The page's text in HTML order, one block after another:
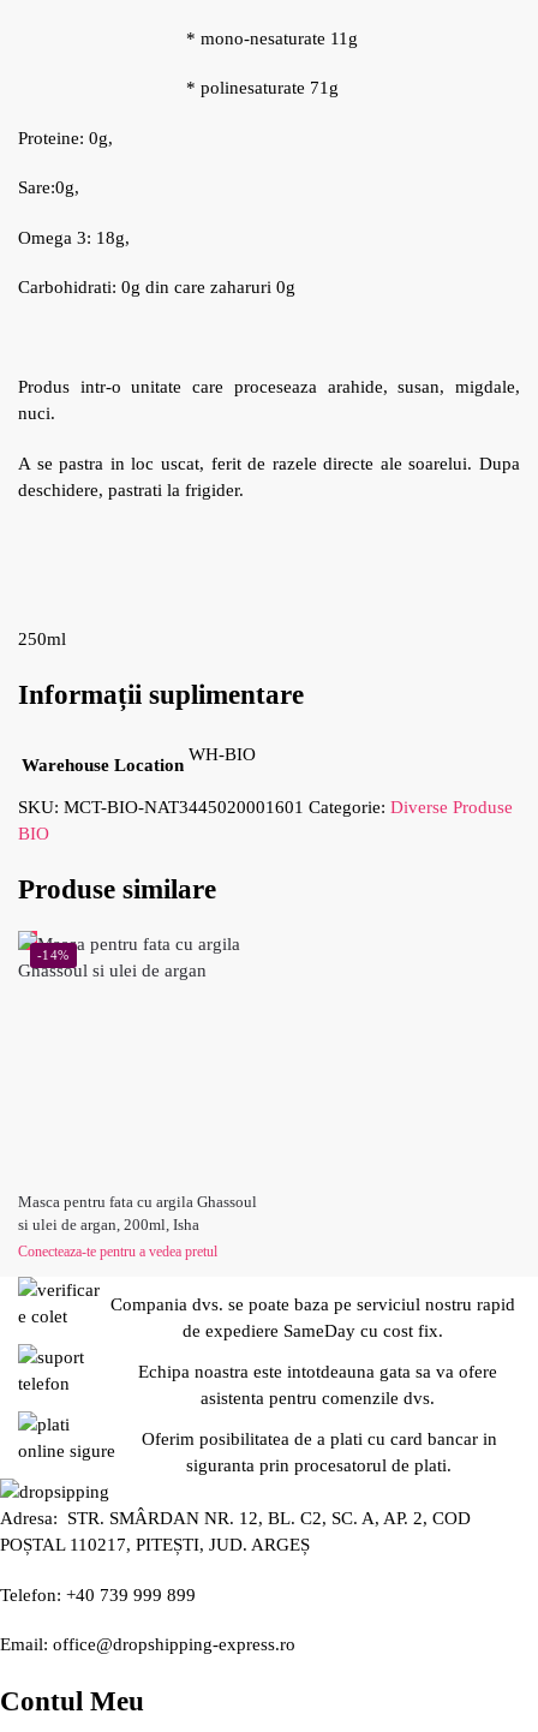
* mono-nesaturate 11g
* polinesaturate 71g
Proteine: 0g,
Sare:0g,
Omega 3: 18g,
Carbohidrati: 0g din care zaharuri 0g
Produs intr-o unitate care proceseaza arahide, susan, migdale,
nuci.
A se pastra in loc uscat, ferit de razele directe ale soarelui. Dupa
deschidere, pastrati la frigider.
250ml
Informații suplimentare
Warehouse Location
WH-BIO
SKU: MCT-BIO-NAT3445020001601 Categorie: Diverse Produse
BIO
Produse similare
-14%
Masca pentru fata cu argila Ghassoul
si ulei de argan, 200ml, Isha
Conecteaza-te pentru a vedea pretul
Compania dvs. se poate baza pe serviciul nostru rapid
de expediere SameDay cu cost fix.
Echipa noastra este intotdeauna gata sa va ofere
asistenta pentru comenzile dvs.
Oferim posibilitatea de a plati cu card bancar in
siguranta prin procesatorul de plati.
Adresa: STR. SMÂRDAN NR. 12, BL. C2, SC. A, AP. 2, COD
POȘTAL 110217, PITEȘTI, JUD. ARGEȘ
Telefon: +40 739 999 899
Email: office@dropshipping-express.ro
Contul Meu